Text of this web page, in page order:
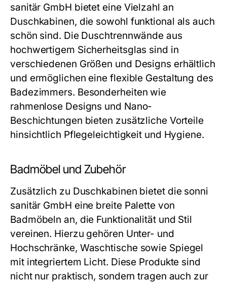
sanitär GmbH bietet eine Vielzahl an
Duschkabinen, die sowohl funktional als auch
schön sind. Die Duschtrennwände aus
hochwertigem Sicherheitsglas sind in
verschiedenen Größen und Designs erhältlich
und ermöglichen eine flexible Gestaltung des
Badezimmers. Besonderheiten wie
rahmenlose Designs und Nano-
Beschichtungen bieten zusätzliche Vorteile
hinsichtlich Pflegeleichtigkeit und Hygiene.
Badmöbel und Zubehör
Zusätzlich zu Duschkabinen bietet die sonni
sanitär GmbH eine breite Palette von
Badmöbeln an, die Funktionalität und Stil
vereinen. Hierzu gehören Unter- und
Hochschränke, Waschtische sowie Spiegel
mit integriertem Licht. Diese Produkte sind
nicht nur praktisch, sondern tragen auch zur